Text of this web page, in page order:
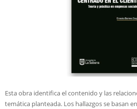
Esta obra identifica el contenido y las
temática planteada. Los hallazgos se basan